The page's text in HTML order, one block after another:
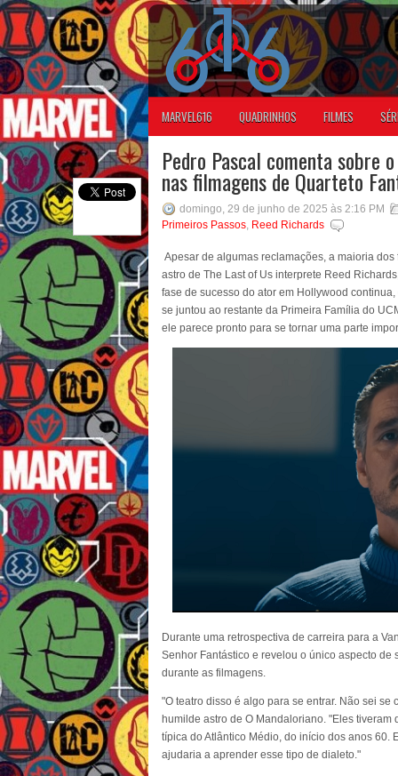
MARVEL616 QUADRINHOS FILMES
Pedro Pascal comenta sobre
nas filmagens de Quarteto
domingo, 29 de junho de 2025 às 2:16 PM
Primeiros Passos, Reed Richards
Apesar de algumas reclamações, a maioria
astro de The Last of Us interprete Reed
fase de sucesso do ator em Hollywood
se juntou ao restante da Primeira Família do
ele parece pronto para se tornar uma parte
Durante uma retrospectiva de carreira para a
Senhor Fantástico e revelou o único aspecto
durante as filmagens.
"O teatro disso é algo para se entrar. Não sei
humilde astro de O Mandaloriano. "Eles
típica do Atlântico Médio, do início dos anos 60.
ajudaria a aprender esse tipo de dialeto."